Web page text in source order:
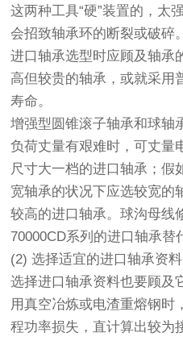
这两种工具“硬”装置的，太
会招致轴承环的断裂或破碎。
进口轴承选型时应顾及轴承
高但较贵的轴承，或就采用
寿命。
增强型圆锥滚子轴承和球轴
负荷丈量有艰难时，可丈量
尺寸大一档的进口轴承；假
宽轴承的状况下应选较宽的
较高的进口轴承。球沟母线
70000CD系列的进口轴承替
(2) 选择适宜的进口轴承资料
选择进口轴承资料也要顾及
用真空冶炼或电渣重熔钢时
程功率损失，直计算出较为